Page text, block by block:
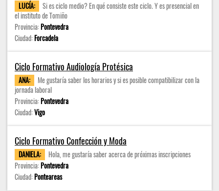
LUCÍA:
Si es ciclo medio? En qué consiste este ciclo. Y es presencial en
el instituto de Tomiño
Provincia:Pontevedra
Ciudad:Forcadela
Ciclo Formativo Audiología Protésica
ANA:
Me gustaría saber los horarios y si es posible compatibilizar con la
jornada laboral
Provincia:Pontevedra
Ciudad:Vigo
Ciclo Formativo Confección y Moda
DANIELA:
Hola, me gustaría saber acerca de próximas inscripciones
Provincia:Pontevedra
Ciudad:Ponteareas